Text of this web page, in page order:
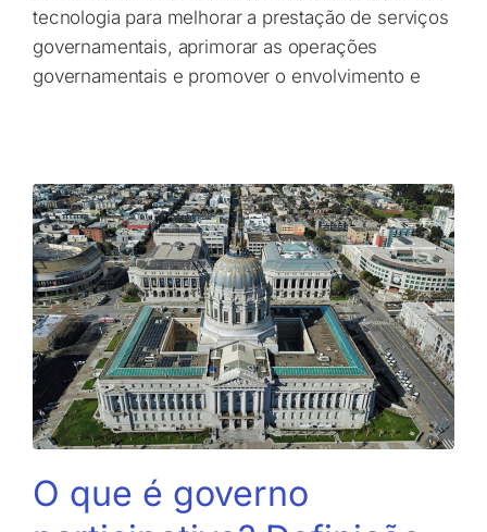
tecnologia para melhorar a prestação de serviços
governamentais, aprimorar as operações
governamentais e promover o envolvimento e
O que é governo